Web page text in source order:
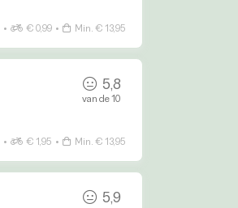
• € 0,99 • Min. € 13,95
5,8
van de 10
• € 1,95 • Min. € 13,95
5,9